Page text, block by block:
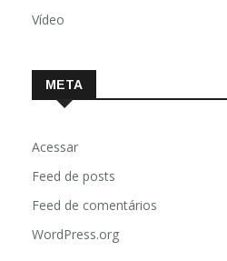
Vídeo
META
Acessar
Feed de posts
Feed de comentários
WordPress.org